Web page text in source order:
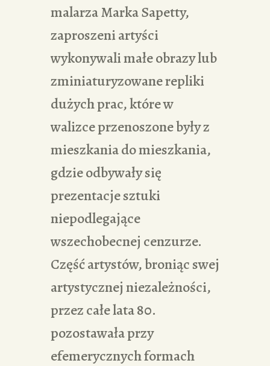
malarza Marka Sapetty,
zaproszeni artyści
wykonywali małe obrazy lub
zminiaturyzowane repliki
dużych prac, które w
walizce przenoszone były z
mieszkania do mieszkania,
gdzie odbywały się
prezentacje sztuki
niepodlegające
wszechobecnej cenzurze.
Część artystów, broniąc swej
artystycznej niezależności,
przez całe lata 80.
pozostawała przy
efemerycznych formach